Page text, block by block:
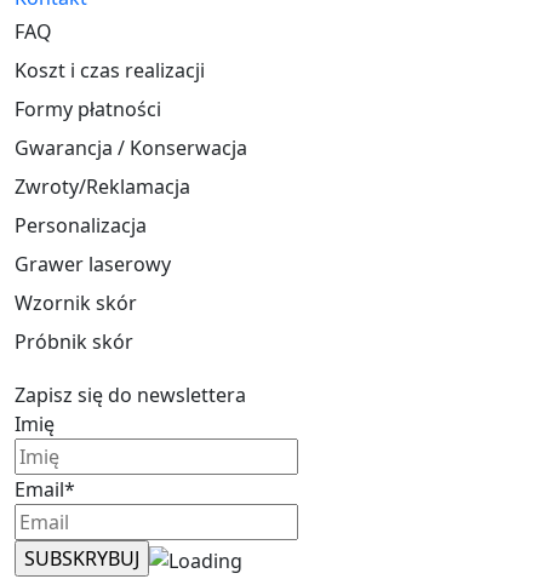
FAQ
Koszt i czas realizacji
Formy płatności
Gwarancja / Konserwacja
Zwroty/Reklamacja
Personalizacja
Grawer laserowy
Wzornik skór
Próbnik skór
Zapisz się do newslettera
Imię
Email*